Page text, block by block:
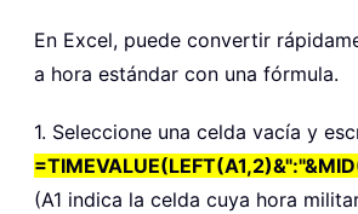
En Excel, puede convertir
a hora estándar con una fórmula.
1. Seleccione una celda vacía y
(A1 indica la celda cuya hora